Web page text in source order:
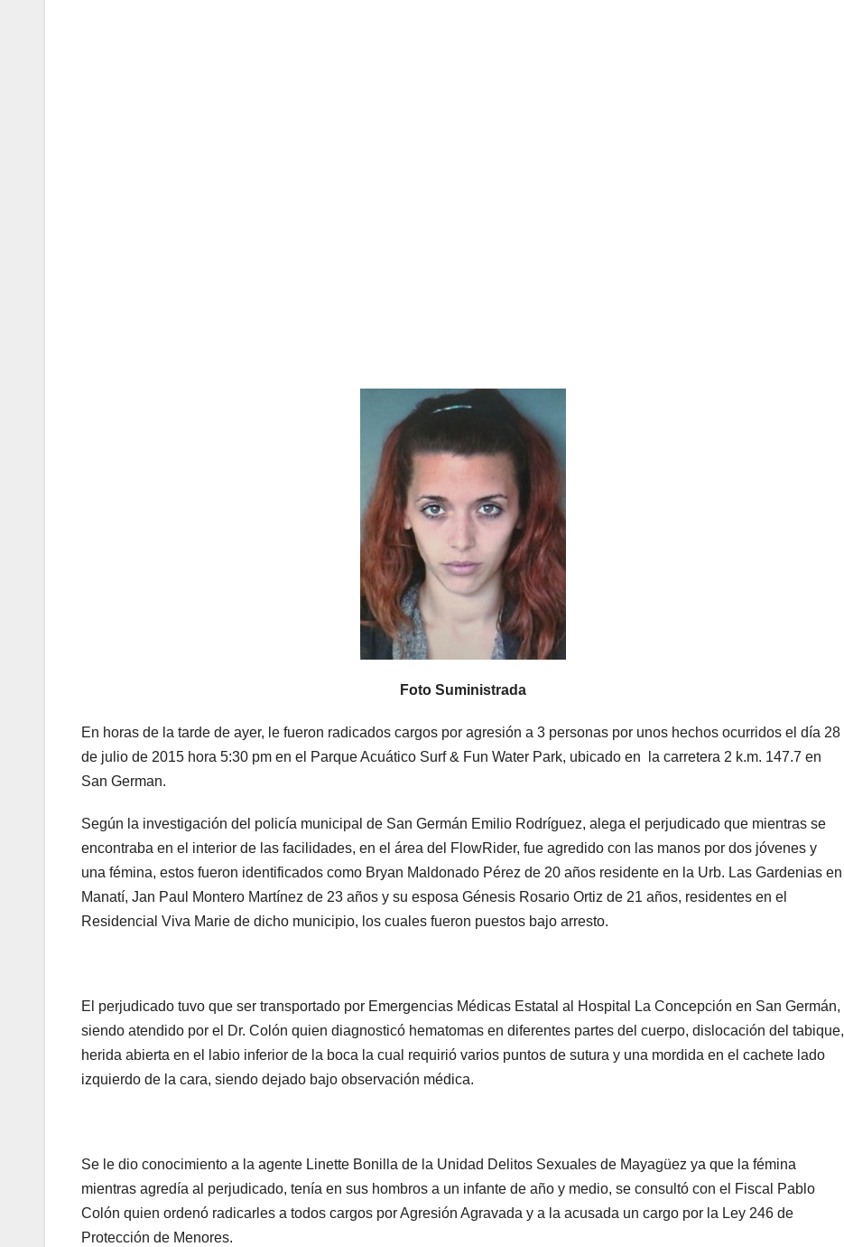
Foto Suministrada
En horas de la tarde de ayer, le fueron radicados cargos por agresión a 3 personas por unos hechos ocurridos el día 28
de julio de 2015 hora 5:30 pm en el Parque Acuático Surf & Fun Water Park, ubicado en la carretera 2 k.m. 147.7 en
San German.
Según la investigación del policía municipal de San Germán Emilio Rodríguez, alega el perjudicado que mientras se
encontraba en el interior de las facilidades, en el área del FlowRider, fue agredido con las manos por dos jóvenes y
una fémina, estos fueron identificados como Bryan Maldonado Pérez de 20 años residente en la Urb. Las Gardenias en
Manatí, Jan Paul Montero Martínez de 23 años y su esposa Génesis Rosario Ortiz de 21 años, residentes en el
Residencial Viva Marie de dicho municipio, los cuales fueron puestos bajo arresto.
El perjudicado tuvo que ser transportado por Emergencias Médicas Estatal al Hospital La Concepción en San Germán,
siendo atendido por el Dr. Colón quien diagnosticó hematomas en diferentes partes del cuerpo, dislocación del tabique,
herida abierta en el labio inferior de la boca la cual requirió varios puntos de sutura y una mordida en el cachete lado
izquierdo de la cara, siendo dejado bajo observación médica.
Se le dio conocimiento a la agente Linette Bonilla de la Unidad Delitos Sexuales de Mayagüez ya que la fémina
mientras agredía al perjudicado, tenía en sus hombros a un infante de año y medio, se consultó con el Fiscal Pablo
Colón quien ordenó radicarles a todos cargos por Agresión Agravada y a la acusada un cargo por la Ley 246 de
Protección de Menores.